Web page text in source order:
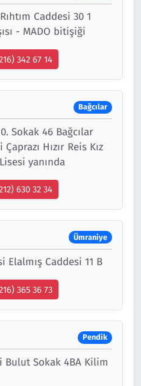
Caddesi 30 1
- MADO bitişiği
342 67 14
Bağcılar
Sokak 46 Bağcılar
Hızır Reis Kız
yanında
630 32 34
Ümraniye
Caddesi 11 B
365 36 73
Pendik
Bulut Sokak 4BA Kilim